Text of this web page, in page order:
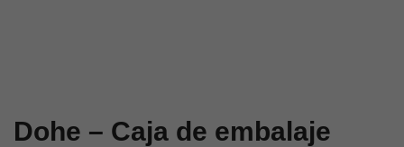
Dohe – Caja de embalaje